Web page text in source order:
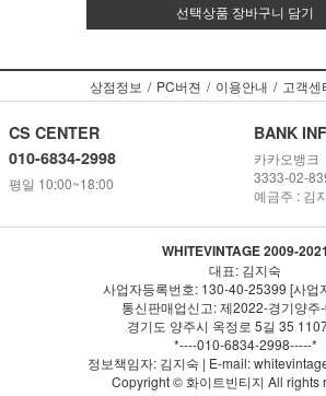
선택상품 장바구니 담기
상점정보 / PC버젼 / 이용안내 / 고객센
CS CENTER
010-6834-2998
평일 10:00~18:00
BANK
카카오뱅크
3333-02-
예금주 : 김
WHITEVINTAGE 2009-2021
대표: 김지숙
사업자등록번호: 130-40-25399 [사업
통신판매업신고: 제2022-경기양주
경기도 양주시 옥정로 5길 35
*----010-6834-2998-----*
정보책임자: 김지숙 | E-mail:
Copyright © 화이트빈티지 All rights